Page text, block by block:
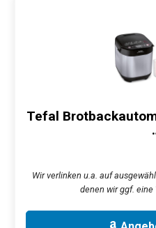
Tefal
Wir verlinken u.a. auf
denen wir ggf. eine